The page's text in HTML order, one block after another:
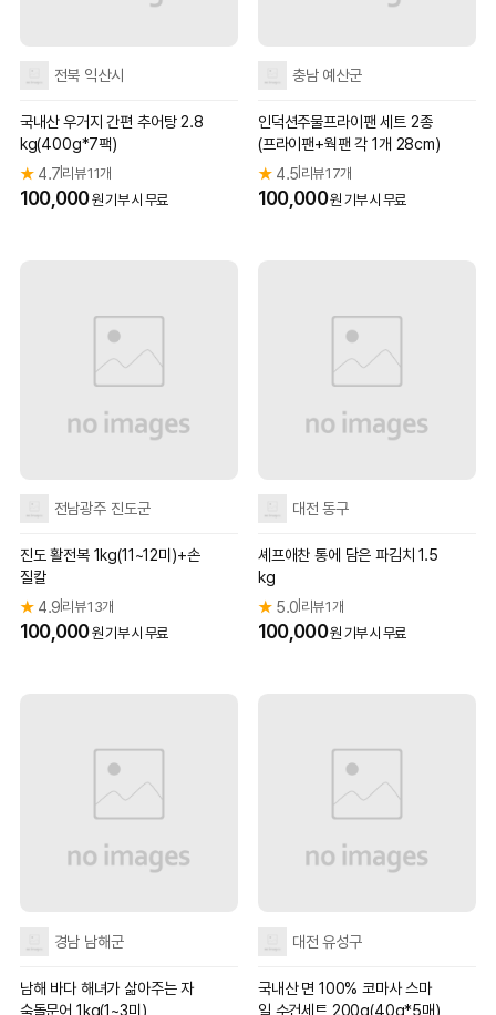
전북 익산시
국내산 우거지 간편 추어탕 2.8
kg(400g*7팩)
★4.7 리뷰 11개
100,000원 기부 시 무료
충남 예산군
인덕션주물프라이팬 세트 2종
(프라이팬+웍팬 각 1개 28cm)
★ 4.5 리뷰 17개
100,000원 기부 시 무료
전남광주 진도군
진도 활전복 1kg(11~12미)+손
질칼
★4.9 리뷰 13개
100,000원 기부 시 무료
대전 동구
셰프애찬 통에 담은 파김치 1.5
kg
★ 5.0 리뷰 1개
100,000원 기부 시 무료
경남 남해군
남해 바다 해녀가 삶아주는 자
숙돌문어 1kg(1~3미)
대전 유성구
국내산 면 100% 코마사 스마
일 수건세트 200g(40g*5매)